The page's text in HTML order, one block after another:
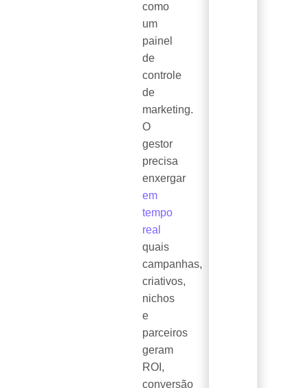
como
um
painel
de
controle
de
marketing.
O
gestor
precisa
enxergar
em
tempo
real
quais
campanhas,
criativos,
nichos
e
parceiros
geram
ROI,
conversão